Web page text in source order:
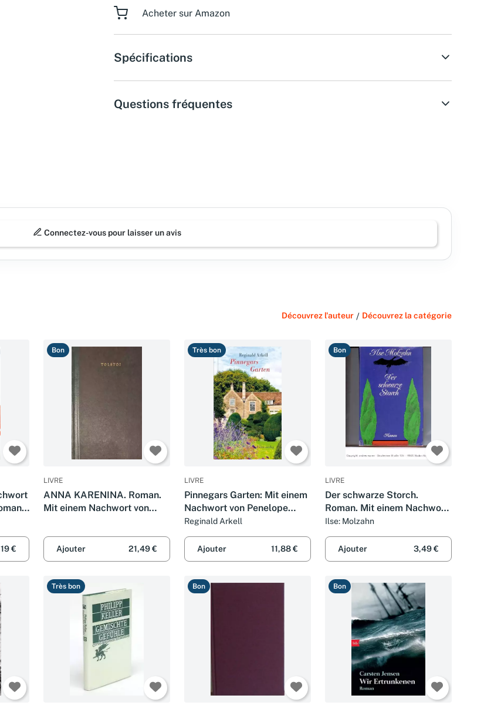
Acheter sur Amazon
Spécifications
Questions fréquentes
Connectez-vous pour laisser un avis
Découvrez l'auteur / Découvrez la catégorie
€
Bon
LIVRE
ANNA KARENINA. Roman.
Mit einem Nachwort von
Ajouter 21,49 €
Très bon
LIVRE
Pinnegars Garten: Mit einem
Nachwort von Penelope
Hobhouse. Roman
Reginald Arkell
Ajouter 11,88 €
Bon
LIVRE
Der schwarze Storch.
Roman. Mit einem Nachwort
von Hans Erich Nossack.
Ilse: Molzahn
Ajouter 3,49 €
Très bon Bon Bon